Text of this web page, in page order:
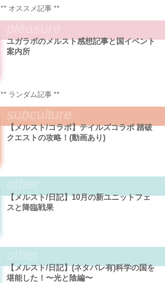
** オススメ記事 **
ユガラボのメルスト感想記事と国イベント
案内所
** ランダム記事 **
subculture
【メルスト/コラボ】テイルズコラボ 踏破
クエストの攻略！(動画あり)
【メルスト/日記】10月の新ユニットフェ
スと降臨戦果
【メルスト/日記】(ネタバレ有)科学の国を
堪能した！〜光と陰編〜